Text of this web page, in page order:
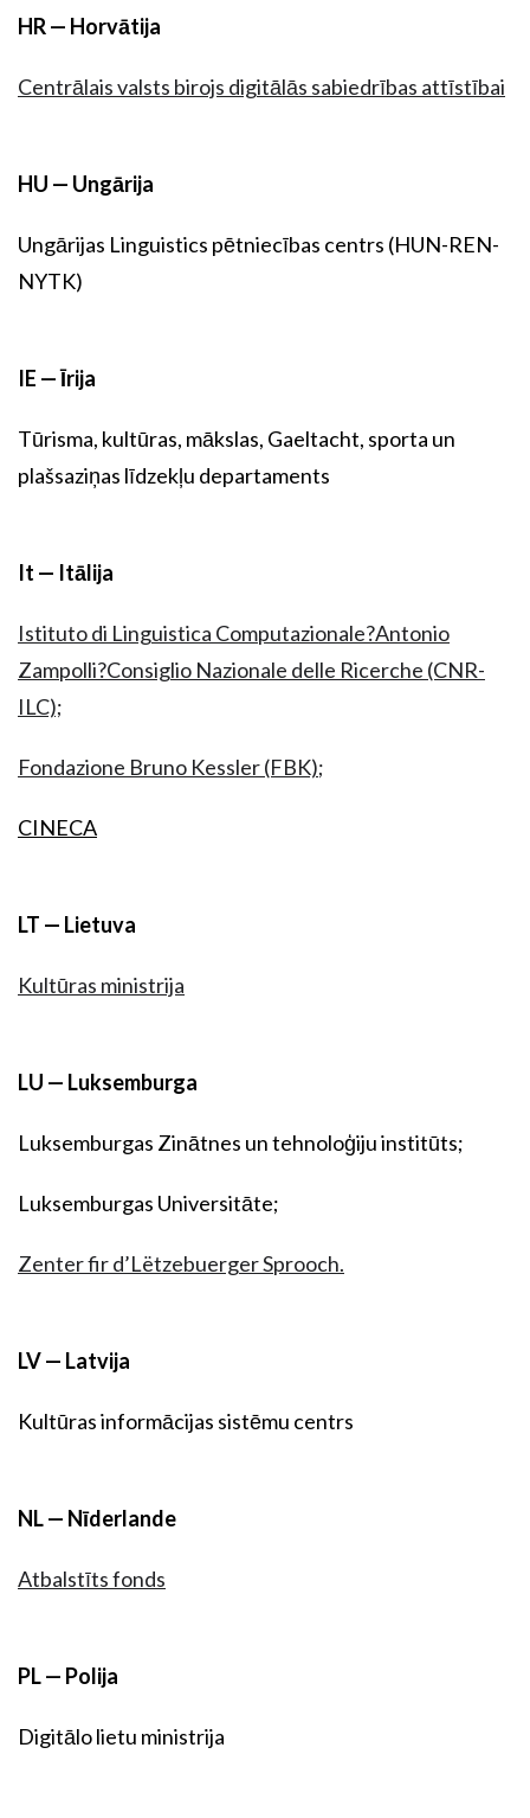
HR — Horvātija
Centrālais valsts birojs digitālās sabiedrības attīstībai
HU — Ungārija
Ungārijas Linguistics pētniecības centrs (HUN-REN-
NYTK)
IE — Īrija
Tūrisma, kultūras, mākslas, Gaeltacht, sporta un
plašsaziņas līdzekļu departaments
It — Itālija
Istituto di Linguistica Computazionale?Antonio
Zampolli?Consiglio Nazionale delle Ricerche (CNR-
ILC);
Fondazione Bruno Kessler (FBK);
CINECA
LT — Lietuva
Kultūras ministrija
LU — Luksemburga
Luksemburgas Zinātnes un tehnoloģiju institūts;
Luksemburgas Universitāte;
Zenter fir d’Lëtzebuerger Sprooch.
LV — Latvija
Kultūras informācijas sistēmu centrs
NL — Nīderlande
Atbalstīts fonds
PL — Polija
Digitālo lietu ministrija